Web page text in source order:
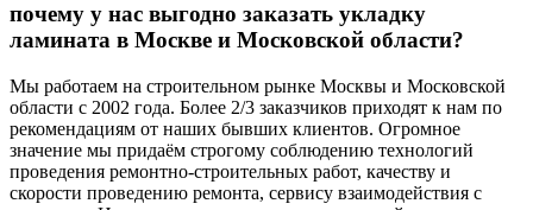
почему у нас выгодно заказать укладку
ламината в Москве и Московской области?
Мы работаем на строительном рынке Москвы и Московской
области с 2002 года. Более 2/3 заказчиков приходят к нам по
рекомендациям от наших бывших клиентов. Огромное
значение мы придаём строгому соблюдению технологий
проведения ремонтно-строительных работ, качеству и
скорости проведению ремонта, сервису взаимодействия с